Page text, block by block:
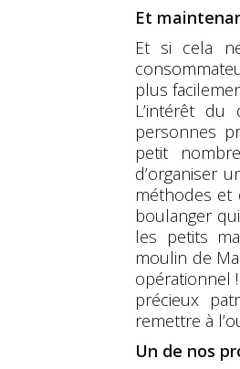
Et
Et si cela
plus
L’intérêt
personnes
petit
d’organiser
méthodes et
boulanger
les petits
moulin de
opérationnel
précieux
remettre à
Un de nos